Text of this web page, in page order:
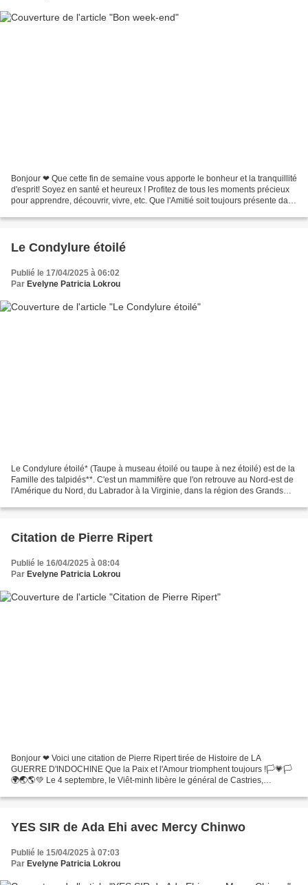
Bonjour ❤ Que cette fin de semaine vous apporte le bonheur et la tranquillité
d'esprit! Soyez en santé et heureux ! Profitez de tous les moments précieux
pour apprendre, découvrir, vivre, etc. Que l'Amitié soit toujours présente dans
Le Condylure étoilé
Publié le 17/04/2025 à 06:02
Par Evelyne Patricia Lokrou
Le Condylure étoilé* (Taupe à museau étoilé ou taupe à nez étoilé) est de la
Famille des talpidés**. C'est un mammifère que l'on retrouve au Nord-est de
l'Amérique du Nord, du Labrador à la Virginie, dans la région des Grands
Citation de Pierre Ripert
Publié le 16/04/2025 à 08:04
Par Evelyne Patricia Lokrou
Bonjour ❤ Voici une citation de Pierre Ripert tirée de Histoire de LA
GUERRE D'INDOCHINE Que la Paix et l'Amour triomphent toujours !🏳💗🏳
🌍🌏🌎💚 Le 4 septembre, le Viêt-minh libère le général de Castries,
YES SIR de Ada Ehi avec Mercy Chinwo
Publié le 15/04/2025 à 07:03
Par Evelyne Patricia Lokrou